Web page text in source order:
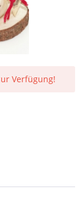
Verfügung!